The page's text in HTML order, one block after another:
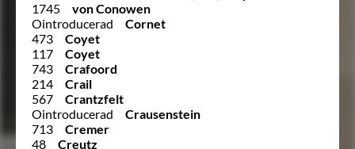
1745
von Conowen
Ointroducerad
Cornet
473
Coyet
117
Coyet
743
Crafoord
214
Crail
567
Crantzfelt
Ointroducerad
Crausenstein
713
Cremer
48
Creutz